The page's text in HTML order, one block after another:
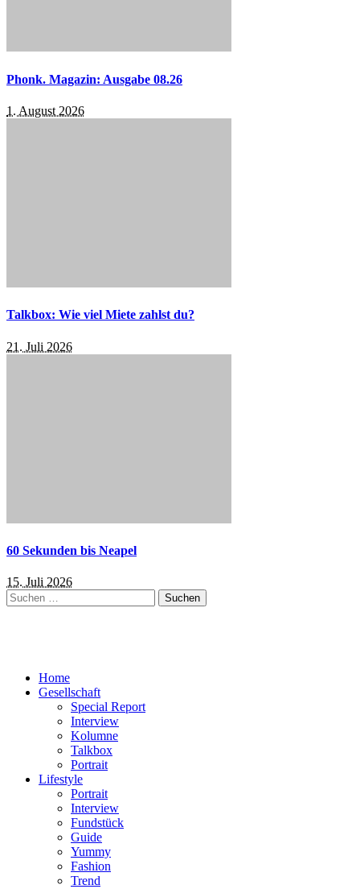
Phonk. Magazin: Ausgabe 08.26
1. August 2026
Talkbox: Wie viel Miete zahlst du?
21. Juli 2026
60 Sekunden bis Neapel
15. Juli 2026
Suchen
nach:
Home
Gesellschaft
Special Report
Interview
Kolumne
Talkbox
Portrait
Lifestyle
Portrait
Interview
Fundstück
Guide
Yummy
Fashion
Trend